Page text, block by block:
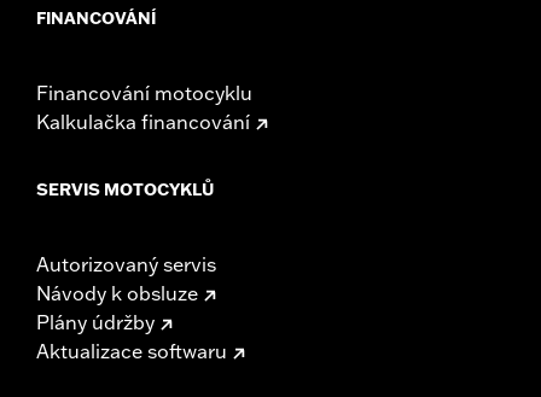
FINANCOVÁNÍ
Financování motocyklu
Kalkulačka financování
SERVIS MOTOCYKLŮ
Autorizovaný servis
Návody k obsluze
Plány údržby
Aktualizace softwaru